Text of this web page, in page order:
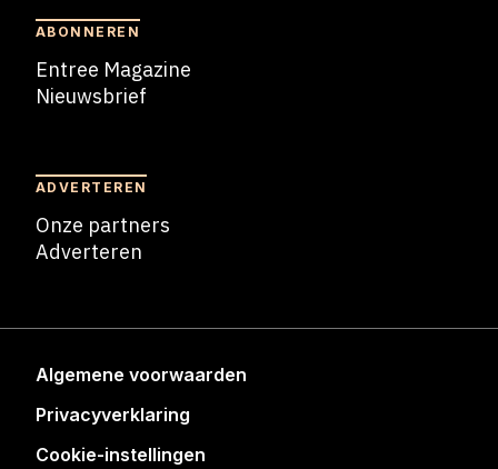
ABONNEREN
Entree Magazine
Nieuwsbrief
ADVERTEREN
Onze partners
Adverteren
Algemene voorwaarden
Privacyverklaring
Cookie-instellingen